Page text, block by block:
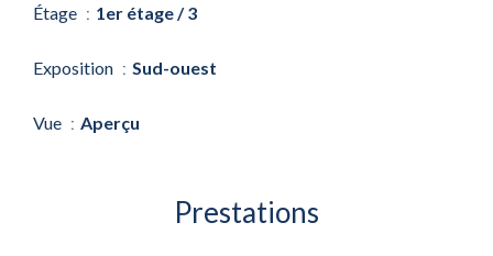
Étage 1er étage / 3
Exposition Sud-ouest
Vue Aperçu
Prestations